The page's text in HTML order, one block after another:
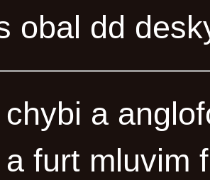
obal dd
a
a furt mluvim